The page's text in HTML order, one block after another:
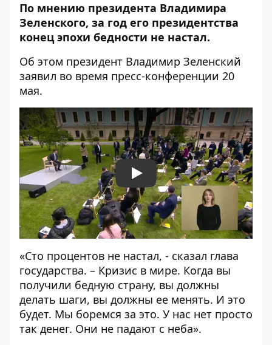
По мнению президента Владимира
Зеленского, за год его президентства
конец эпохи бедности не настал.
Об этом президент Владимир Зеленский
заявил во время пресс-конференции 20
мая.
Play
«Сто процентов не настал, - сказал глава
государства. – Кризис в мире. Когда вы
получили бедную страну, вы должны
делать шаги, вы должны ее менять. И это
будет. Мы боремся за это. У нас нет просто
так денег. Они не падают с неба».